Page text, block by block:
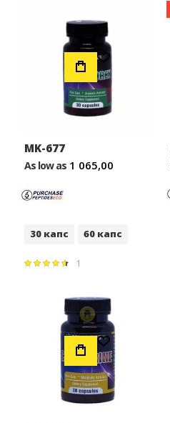
Додати до Списку Бажань
MK-677
As low as 1 065,00
30 капс 60 капс
Рейтинг: 1
Додати до Списку Бажань